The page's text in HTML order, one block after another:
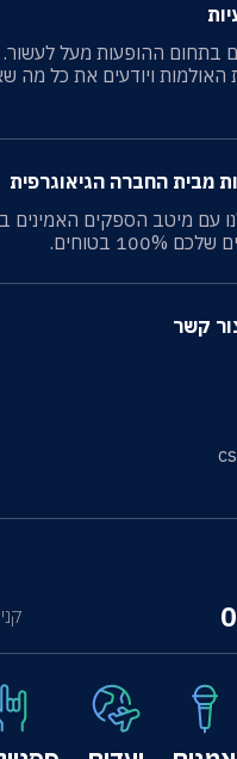
בתחום ההופעות מעל
האולמות ויודעים את כל מה
עם מיטב הספקים האמינים
בטוחים.
קשר